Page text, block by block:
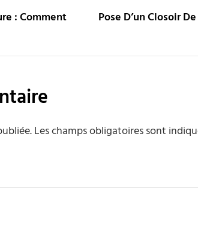
: Comment
Pose D’un Closoir
Les champs obligatoires sont